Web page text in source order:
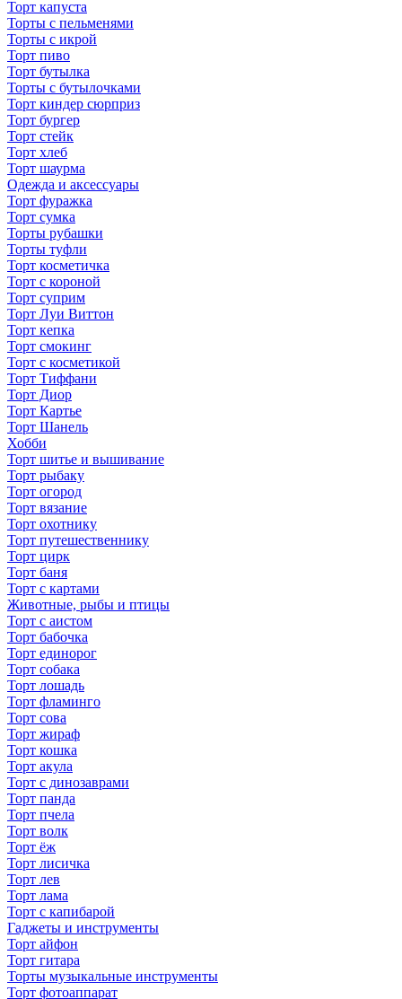
Торт капуста
Торты с пельменями
Торты с икрой
Торт пиво
Торт бутылка
Торты с бутылочками
Торт киндер сюрприз
Торт бургер
Торт стейк
Торт хлеб
Торт шаурма
Одежда и аксессуары
Торт фуражка
Торт сумка
Торты рубашки
Торты туфли
Торт косметичка
Торт с короной
Торт суприм
Торт Луи Виттон
Торт кепка
Торт смокинг
Торт с косметикой
Торт Тиффани
Торт Диор
Торт Картье
Торт Шанель
Хобби
Торт шитье и вышивание
Торт рыбаку
Торт огород
Торт вязание
Торт охотнику
Торт путешественнику
Торт цирк
Торт баня
Торт с картами
Животные, рыбы и птицы
Торт с аистом
Торт бабочка
Торт единорог
Торт собака
Торт лошадь
Торт фламинго
Торт сова
Торт жираф
Торт кошка
Торт акула
Торт с динозаврами
Торт панда
Торт пчела
Торт волк
Торт ёж
Торт лисичка
Торт лев
Торт лама
Торт с капибарой
Гаджеты и инструменты
Торт айфон
Торт гитара
Торты музыкальные инструменты
Торт фотоаппарат